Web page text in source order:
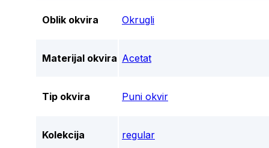
Oblik okvira Okrugli
Materijal okvira Acetat
Tip okvira Puni okvir
Kolekcija regular